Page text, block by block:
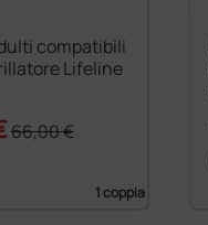
compatibili
Lifeline
66,00 €
1 coppia